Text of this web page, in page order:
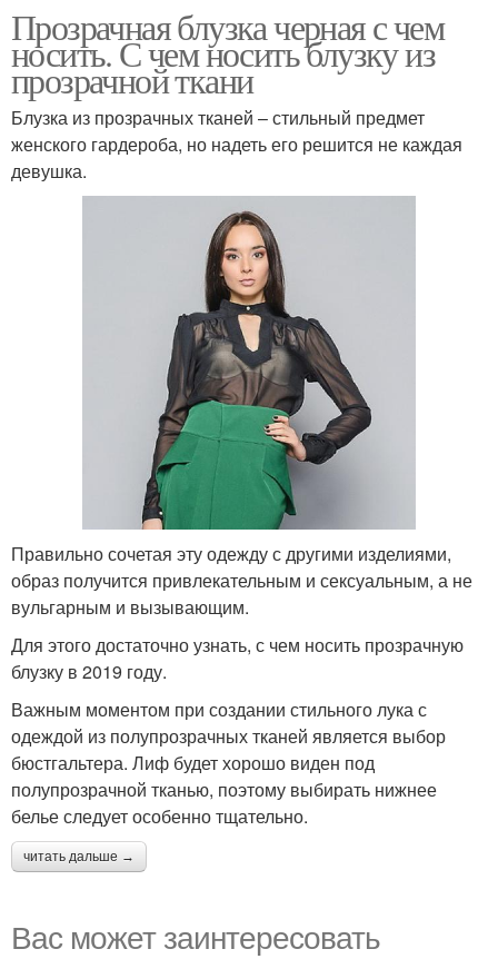
Прозрачная блузка черная с чем
носить. С чем носить блузку из
прозрачной ткани
Блузка из прозрачных тканей – стильный предмет
женского гардероба, но надеть его решится не каждая
девушка.
Правильно сочетая эту одежду с другими изделиями,
образ получится привлекательным и сексуальным, а не
вульгарным и вызывающим.
Для этого достаточно узнать, с чем носить прозрачную
блузку в 2019 году.
Важным моментом при создании стильного лука с
одеждой из полупрозрачных тканей является выбор
бюстгальтера. Лиф будет хорошо виден под
полупрозрачной тканью, поэтому выбирать нижнее
белье следует особенно тщательно.
читать дальше →
Вас может заинтересовать